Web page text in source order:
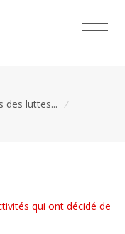
des luttes... /
qui ont décidé de